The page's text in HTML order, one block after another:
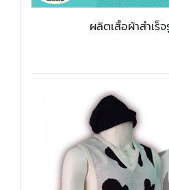
ผลิตเสื้อผ้าสำเร็